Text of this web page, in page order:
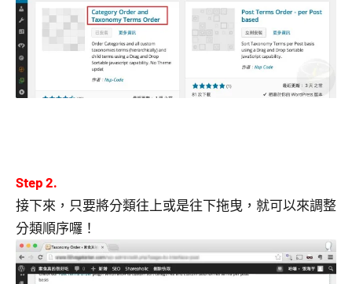
Step 2.
接下來，只要將分類往上或是往下拖曳，就可以來調整
分類順序囉！